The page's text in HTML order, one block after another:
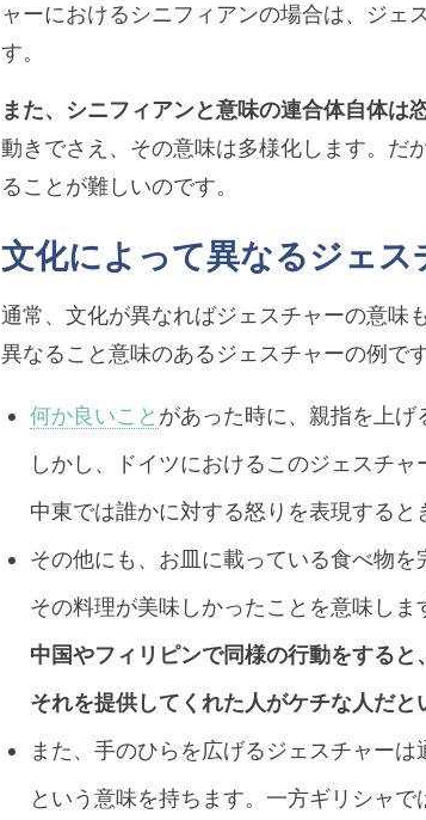
ャーにおけるシニフィアンの場合は、ジェ
す。
また、シニフィアンと意味の連合体自体は
動きでさえ、その意味は多様化します。だ
ることが難しいのです。
文化によって異なるジェス
通常、文化が異なればジェスチャーの意味
異なること意味のあるジェスチャーの例です
何か良いこと があった時に、親指を上げ
しかし、ドイツにおけるこのジェスチャ
中東では誰かに対する怒りを表現すると
その他にも、お皿に載っている食べ物を
その料理が美味しかったことを意味しま
中国やフィリピンで同様の行動をすると
それを提供してくれた人がケチな人だと
また、手のひらを広げるジェスチャーは
という意味を持ちます。一方ギリシャで